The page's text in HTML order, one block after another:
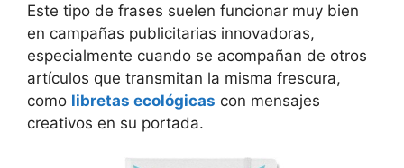
Este tipo de frases suelen funcionar muy bien
en campañas publicitarias innovadoras,
especialmente cuando se acompañan de otros
artículos que transmitan la misma frescura,
como libretas ecológicas con mensajes
creativos en su portada.